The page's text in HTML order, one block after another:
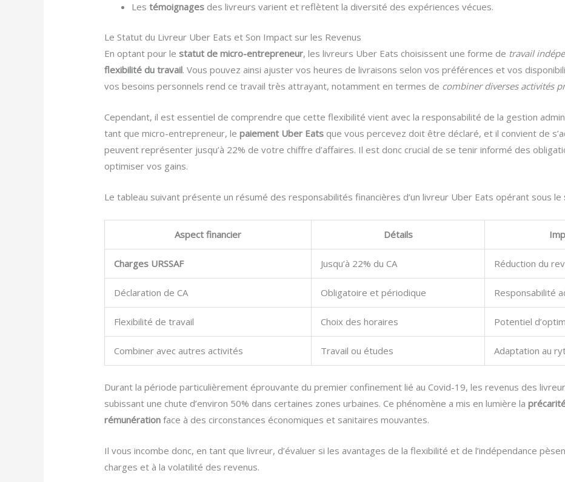
Lestémoignages des livreurs varient et reflètent la diversité des expériences vécues.
Le Statut du Livreur Uber Eats et Son Impact sur les Revenus
En optant pour lestatut de micro-entrepreneur, les livreurs Uber Eats choisissent une forme de travail
flexibilité du travail. Vous pouvez ainsi ajuster vos heures de livraisons selon vos préférences et vos
vos besoins personnels rend ce travail très attrayant, notamment en termes de combiner diverses activités
Cependant, il est essentiel de comprendre que cette flexibilité vient avec la responsabilité de la gestion
tant que micro-entrepreneur, lepaiement Uber Eats que vous percevez doit être déclaré, et il convient de
peuvent représenter jusqu’à 22% de votre chiffre d’affaires. Il est donc crucial de se tenir informé des
optimiser vos gains.
Le tableau suivant présente un résumé des responsabilités financières d’un livreur Uber Eats opérant sous le
Aspect financier Détails
Charges URSSAF Jusqu’à 22% du CA Réduction du
Déclaration de CA Obligatoire et périodique Responsabilité
Flexibilité de travail Choix des horaires Potentiel
Combiner avec autres activités Travail ou études Adaptation au
Durant la période particulièrement éprouvante du premier confinement lié au Covid-19, les revenus des
subissant une chute d’environ 50% dans certaines zones urbaines. Ce phénomène a mis en lumière la
rémunération face à des circonstances économiques et sanitaires mouvantes.
Il vous incombe donc, en tant que livreur, d’évaluer si les avantages de la flexibilité et de l’indépendance
charges et à la volatilité des revenus.